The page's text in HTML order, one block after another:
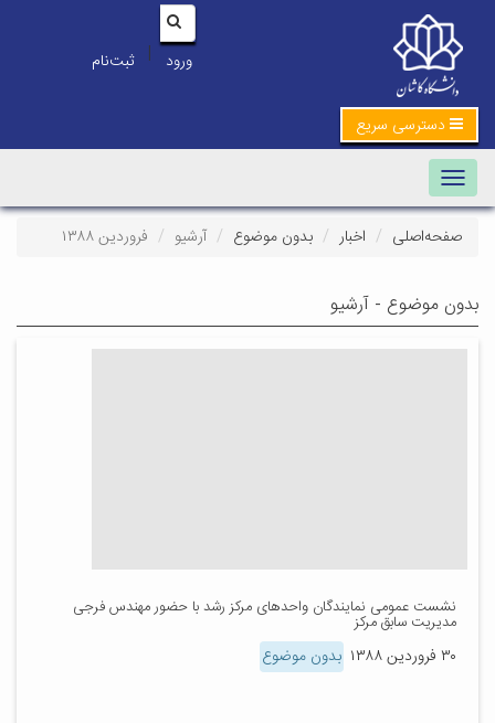
ورود | ثبت‌نام
دسترسی سریع
Toggle navigation
صفحه‌اصلی اخبار بدون موضوع آرشیو فروردین ۱۳۸۸
بدون موضوع - آرشیو
نشست عمومی نمایندگان واحدهای مرکز رشد با حضور مهندس فرجی
مدیریت سابق مرکز
۳۰ فروردین ۱۳۸۸ بدون موضوع